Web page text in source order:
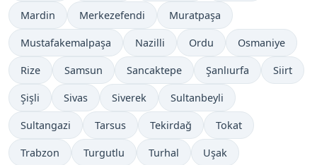
Mardin Merkezefendi Muratpaşa
Mustafakemalpaşa Nazilli Ordu Osmaniye
Rize Samsun Sancaktepe Şanlıurfa Siirt
Şişli Sivas Siverek Sultanbeyli
Sultangazi Tarsus Tekirdağ Tokat
Trabzon Turgutlu Turhal Uşak